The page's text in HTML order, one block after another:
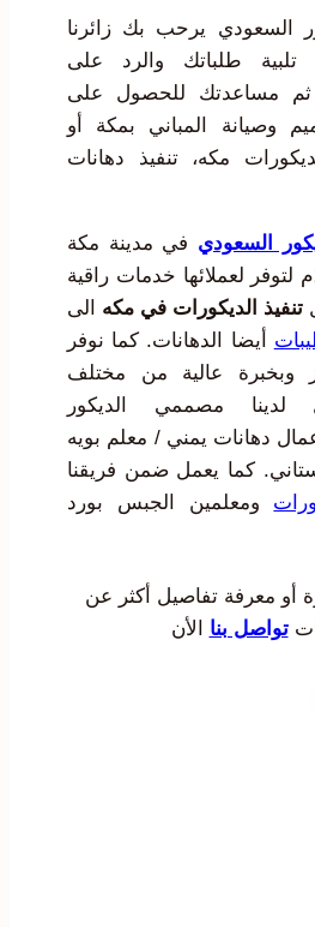
السعودي يرحب بك زائرنا
تلبية طلباتك والرد على
ثم مساعدتك للحصول على
وصيانة المباني بمكة أو
مكه، تنفيذ دهانات
السعودي في مدينة مكة
المكرمة عام 2017م لتوفر لعملائها خدمات راقية
تنفيذ الديكورات في مكه الى
أيضا الدهانات. كما نوفر
وبخبرة عالية من مختلف
لدينا مصممي الديكور
دهانات يمني / معلم بويه
كما يعمل ضمن فريقنا
ومعلمين الجبس بورد
أو معرفة تفاصيل أكثر عن
تواصل بنا الأن